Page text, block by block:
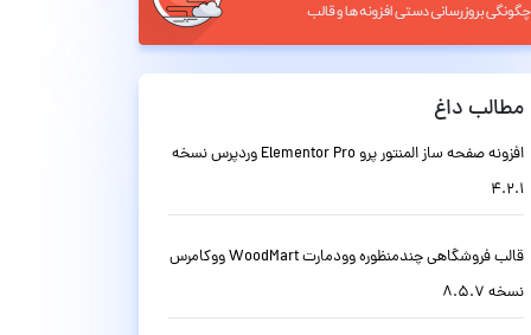
مطالب داغ
افزونه صفحه ساز المنتور پرو Elementor Pro وردپرس نسخه
4.2.1
قالب فروشگاهی چندمنظوره وودمارت WoodMart ووکامرس
نسخه 8.5.7